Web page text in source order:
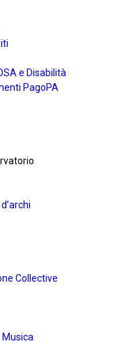
e Disabilità
PagoPA
Collective
Musica